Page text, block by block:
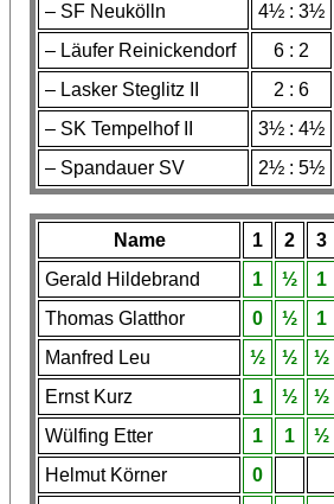
– SF Neukölln
4½ : 3½
– Läufer Reinickendorf
6 : 2
– Lasker Steglitz II
2 : 6
– SK Tempelhof II
3½ : 4½
– Spandauer SV
2½ : 5½
Name 1 2 3
Gerald Hildebrand
1 ½ 1
Thomas Glatthor
0 ½ 1
Manfred Leu
½ ½ ½
Ernst Kurz
1 ½ ½
Wülfing Etter
1 1 ½
Helmut Körner
0